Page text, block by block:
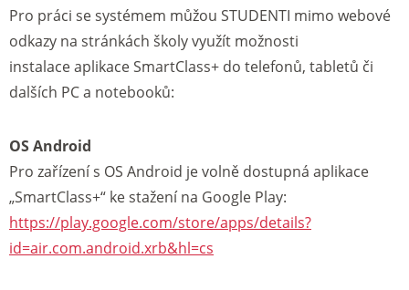
Pro práci se systémem můžou STUDENTI mimo webové
odkazy na stránkách školy využít možnosti
instalace aplikace SmartClass+ do telefonů, tabletů či
dalších PC a notebooků:
OS Android
Pro zařízení s OS Android je volně dostupná aplikace
„SmartClass+“ ke stažení na Google Play:
https://play.google.com/store/apps/details?
id=air.com.android.xrb&hl=cs